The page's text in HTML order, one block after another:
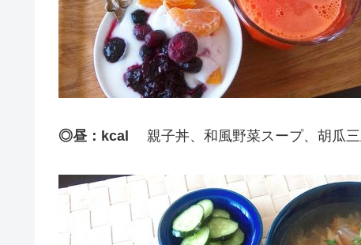
◎昼：kcal 親子丼、和風野菜スープ、胡瓜